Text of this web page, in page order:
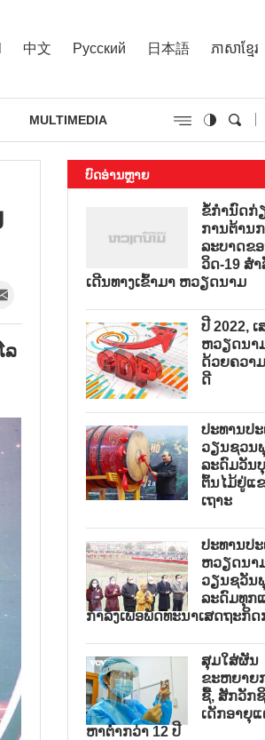
中文 Русский 日本語 ភាសាខ្មែរ
MULTIMEDIA
ລ​
ບົດອ່ານຫຼາຍ
ຂໍ້ກຳນົດກ່
ການຕ້ານ
ລະບາດຂອ
ວິດ-19 ສ
ເດີນທາງເຂົ້າມາ ຫວຽດນາມ
ປີ 2022,
ຫວຽດນາ
ດ້ວຍຄວາ
ດີ
ປະທານປ
ວຽນຊວນ
ລະດົມວັນ
ຕົ້ນໄມ້ຢູ່ແ
ເຖາະ
ປະທານປະ
ຫວຽດນາ
ວຽນຊວັນ
ລະດົມທຸກ
ກຳລັງເພື່ອພັດທະນາເສດຖະກິ
ສຸມໃສ່ຜັນ
ຂະຫຍາຍ
ຊື້, ສັກວັກ
ເດັກອາຍຸແ
ຫາຕ່ຳກວ່າ 12 ປີ